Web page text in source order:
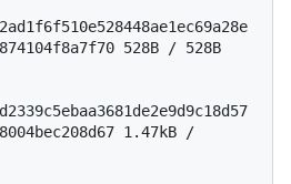
528B / 528B
1.47kB /